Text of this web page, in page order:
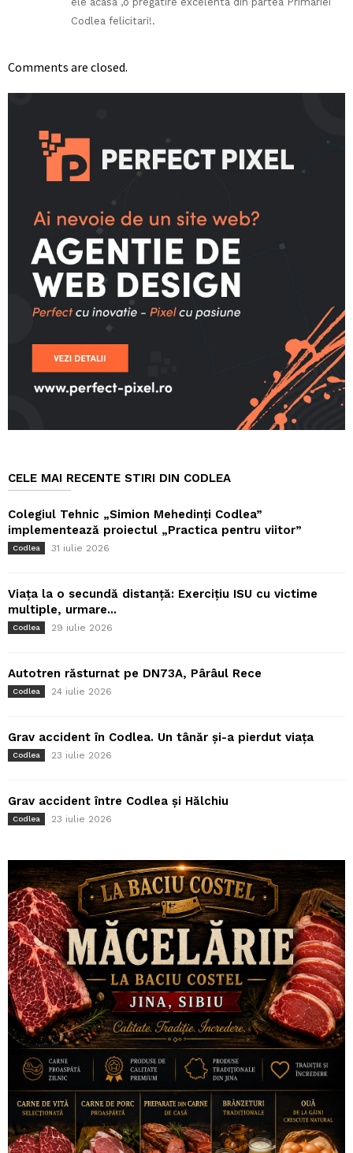
Codlea felicitari!.
Comments are closed.
CELE MAI RECENTE STIRI DIN CODLEA
Colegiul Tehnic „Simion Mehedinți Codlea”
implementează proiectul „Practica pentru viitor”
Codlea 31 iulie 2026
Viața la o secundă distanță: Exercițiu ISU cu victime
multiple, urmare...
Codlea 29 iulie 2026
Autotren răsturnat pe DN73A, Pârâul Rece
Codlea 24 iulie 2026
Grav accident în Codlea. Un tânăr și-a pierdut viața
Codlea 23 iulie 2026
Grav accident între Codlea și Hălchiu
Codlea 23 iulie 2026